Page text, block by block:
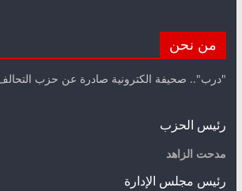
من نحن
"درب".. صحيفة الكترونية صادرة عن حزب
رئيس الحزب
مدحت الزاهد
رئيس مجلس الإدارة